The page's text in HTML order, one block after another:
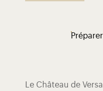
Le Château de